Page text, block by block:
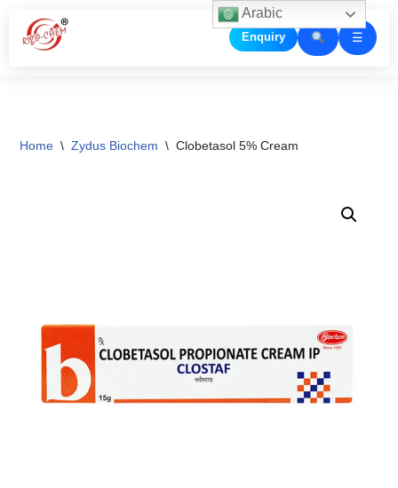
Skip
Enquiry ☰
Home \ Zydus Biochem \ Clobetasol 5% Cream
Arabic